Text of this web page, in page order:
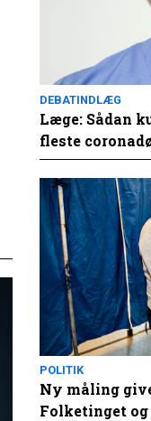
DEBATINDLÆG
Læge: Sådan
fleste
POLITIK
Ny måling
Folketinget